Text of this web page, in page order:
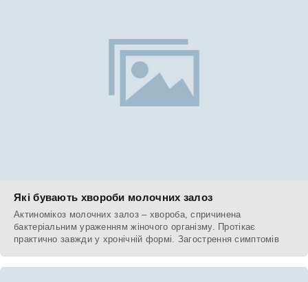
Які бувають хвороби молочних залоз
Актиномікоз молочних залоз – хвороба, спричинена
бактеріальним ураженням жіночого організму. Протікає
практично завжди у хронічній формі. Загострення симптомів